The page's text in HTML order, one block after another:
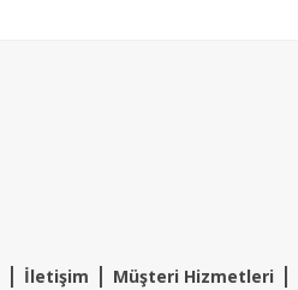
| İletişim | Müşteri Hizmetleri |